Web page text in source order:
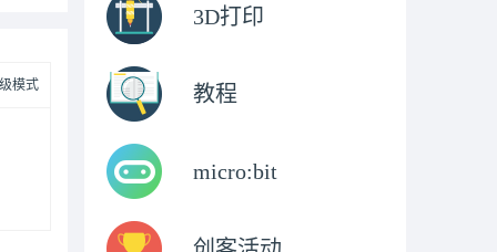
模式
3D打印
教程
micro:bit